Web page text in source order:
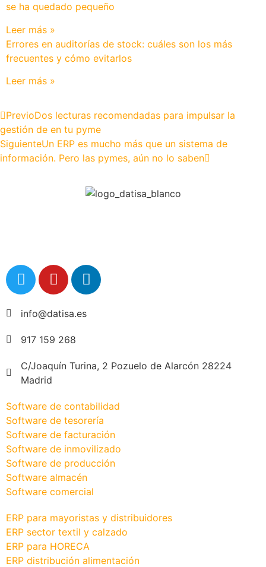
se ha quedado pequeño
Leer más »
Errores en auditorías de stock: cuáles son los más
frecuentes y cómo evitarlos
Leer más »
PrevioDos lecturas recomendadas para impulsar la
gestión de en tu pyme
SiguienteUn ERP es mucho más que un sistema de
información. Pero las pymes, aún no lo saben
info@datisa.es
917 159 268
C/Joaquín Turina, 2 Pozuelo de Alarcón 28224
Madrid
Software de contabilidad
Software de tesorería
Software de facturación
Software de inmovilizado
Software de producción
Software almacén
Software comercial
ERP para mayoristas y distribuidores
ERP sector textil y calzado
ERP para HORECA
ERP distribución alimentación